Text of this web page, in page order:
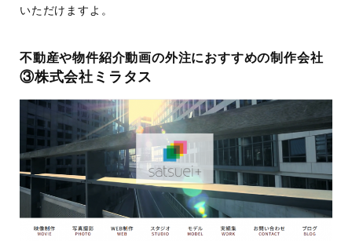
いただけますよ。
不動産や物件紹介動画の外注におすすめの制作会社
③株式会社ミラタス